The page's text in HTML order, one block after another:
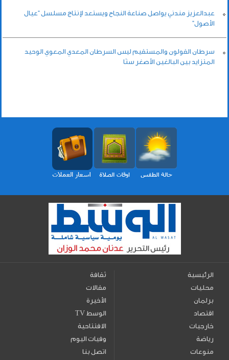
عبدالعزيز مندني يواصل صناعة النجاح ويستعد لإنتاج مسلسل “عيال
الأصول”
سرطان القولون والمستقيم ليس السرطان المعدي المعوي الوحيد
المتزايد بين البالغين الأصغر سنًا
الرئيسية
محليات
برلمان
اقتصاد
خارجيات
رياضة
منوعات
ثقافة
مقالات
الأخيرة
TV الوسط
الافتتاحية
وفيات اليوم
اتصل بنا